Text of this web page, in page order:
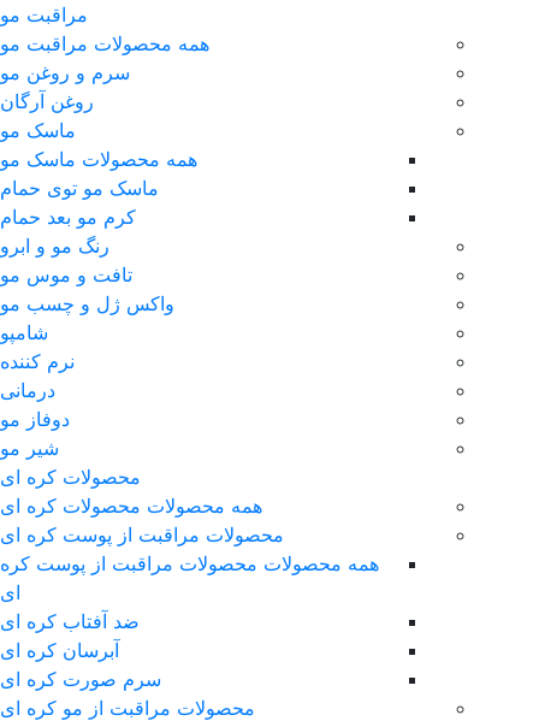
مراقبت مو
همه محصولات مراقبت مو
سرم و روغن مو
روغن آرگان
ماسک مو
همه محصولات ماسک مو
ماسک مو توی حمام
کرم مو بعد حمام
رنگ مو و ابرو
تافت و موس مو
واکس ژل و چسب مو
شامپو
نرم کننده
درمانی
دوفاز مو
شیر مو
محصولات کره ای
همه محصولات محصولات کره ای
محصولات مراقبت از پوست کره ای
همه محصولات محصولات مراقبت از پوست کره
ای
ضد آفتاب کره ای
آبرسان کره ای
سرم صورت کره ای
محصولات مراقبت از مو کره ای